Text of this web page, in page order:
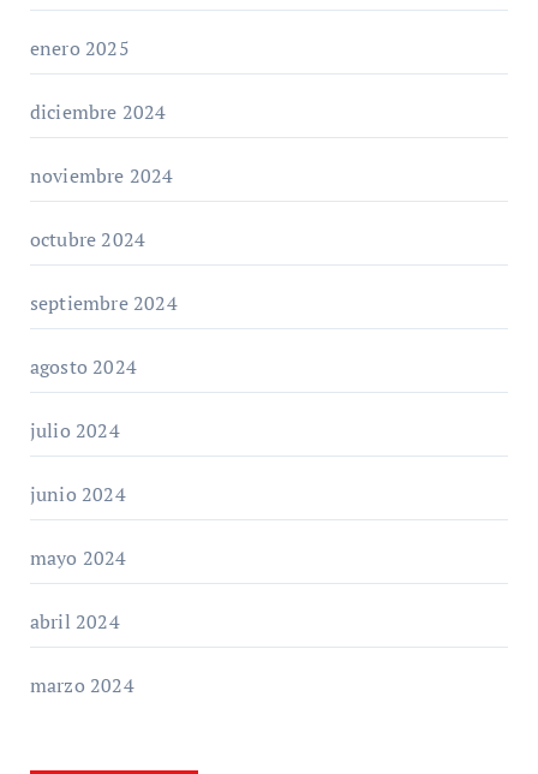
enero 2025
diciembre 2024
noviembre 2024
octubre 2024
septiembre 2024
agosto 2024
julio 2024
junio 2024
mayo 2024
abril 2024
marzo 2024